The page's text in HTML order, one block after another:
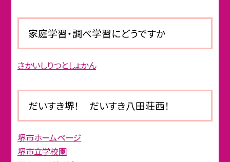
家庭学習・調べ学習にどうですか
さかいしりつとしょかん
だいすき堺！ だいすき八田荘西！
堺市ホームページ
堺市立学校園